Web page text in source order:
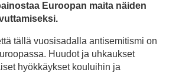
Euroopan maita näiden
tällä vuosisadalla antisemitismi on
Huudot ja uhkaukset
hyökkäykset kouluihin ja